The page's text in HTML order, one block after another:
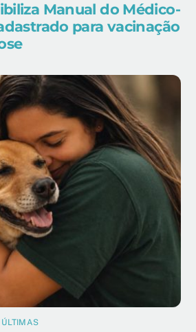
Manual do Médico-
para vacinação
ÚLTIMAS